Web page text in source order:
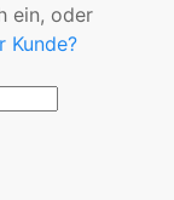
ein, oder
Kunde?